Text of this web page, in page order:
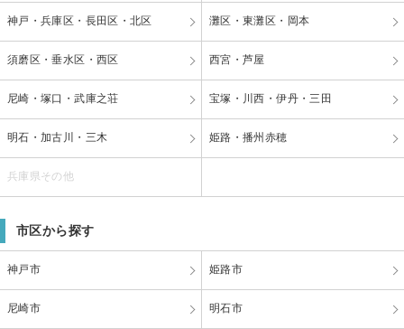
神戸・兵庫区・長田区・北区 灘区・東灘区・岡本
須磨区・垂水区・西区 西宮・芦屋
尼崎・塚口・武庫之荘 宝塚・川西・伊丹・三田
明石・加古川・三木 姫路・播州赤穂
兵庫県その他
市区から探す
神戸市 姫路市
尼崎市 明石市